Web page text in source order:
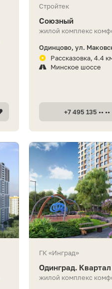
Стройтек
Союзный
жилой комплекс
Одинцово, ул.
Рассказовка, 4.4
Минское шоссе
+7 495 135 •• ••
ГК «Инград»
Одинград.
жилой комплекс